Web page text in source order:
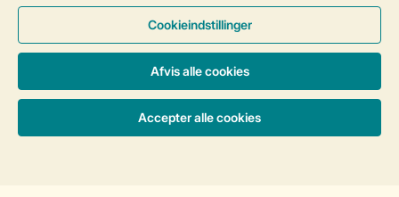
Vilkår og betingelser Persondatapolitik
Cookies og banner
© 2026 Landal Formidling ApS | CVR 28842392